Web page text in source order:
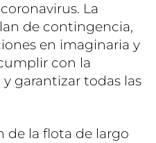
La
de contingencia,
en imaginaria y
con la
garantizar todas las
de la flota de largo